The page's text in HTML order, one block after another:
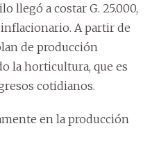
llegó a costar G. 25.000,
A partir de
de producción
la horticultura, que es
cotidianos.
en la producción